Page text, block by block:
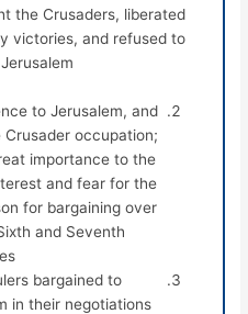
the Crusaders, liberated
victories, and refused to
to Jerusalem, and
Crusader occupation;
importance to the
and fear for the
for bargaining over
and Seventh
bargained to
in their negotiations